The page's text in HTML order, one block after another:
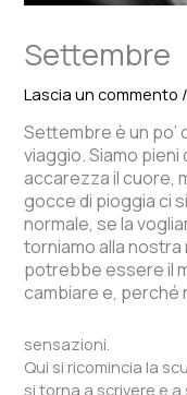
Settembre
Lascia un commento
Settembre è un po’
viaggio. Siamo pieni
accarezza il cuore,
gocce di pioggia ci
normale, se la
torniamo alla
potrebbe essere il
cambiare e, perché
sensazioni.
Qui si ricomincia la
si torna a scrivere e a